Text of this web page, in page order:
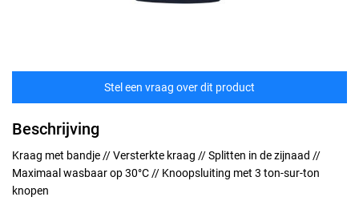
Stel een vraag over dit product
Beschrijving
Kraag met bandje // Versterkte kraag // Splitten in de zijnaad //
Maximaal wasbaar op 30°C // Knoopsluiting met 3 ton-sur-ton
knopen